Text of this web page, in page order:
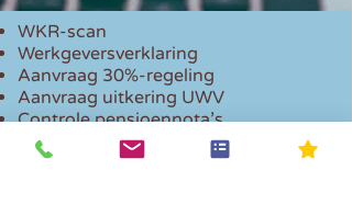
WKR-scan
Werkgeversverklaring
Aanvraag 30%-regeling
Aanvraag uitkering UWV
Controle pensioennota’s
Studieovereenkomst
Autoreglement